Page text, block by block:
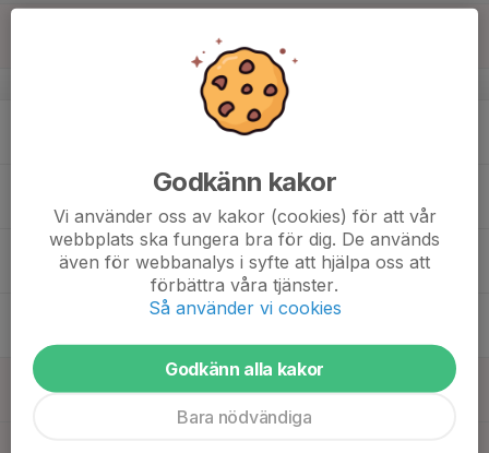
v.25
20
Godkänn kakor
Vi använder oss av kakor (cookies) för att vår
webbplats ska fungera bra för dig. De används
även för webbanalys i syfte att hjälpa oss att
förbättra våra tjänster.
Så använder vi cookies
Godkänn alla kakor
Bara nödvändiga